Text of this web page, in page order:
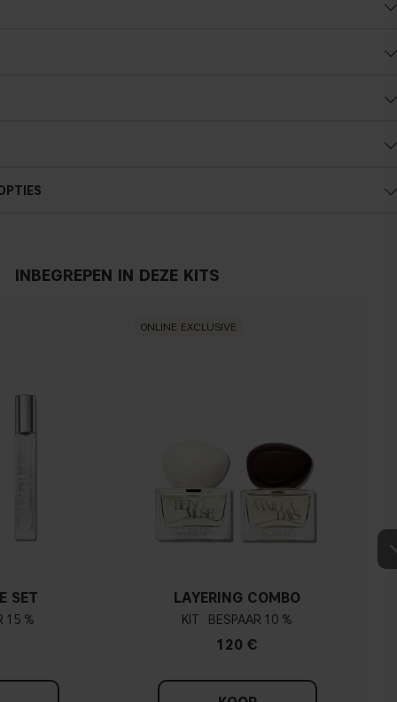
INBEGREPEN IN DEZE KITS
SET
15 %
ONLINE EXCLUSIVE
LAYERING COMBO
KIT 10 %
120 €